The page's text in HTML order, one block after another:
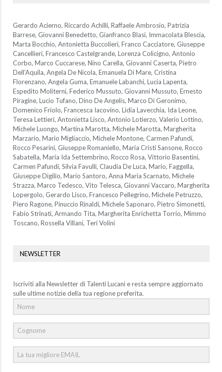
Gerardo Acierno, Riccardo Achilli, Raffaele Ambrosio, Patrizia
Barrese, Giovanni Benedetto, Gianfranco Blasi, Immacolata Blescia,
Marta Bocchio, Antonietta Buccolieri, Franco Cacciatore, Giuseppe
Cancellieri, Francesco Castelgrande, Lorenza Colicigno, Antonio
Corbo, Marco Cuccarese, Nino Carella, Giovanni Caserta, Pietro
Dell’Aquila, Angela De Nicola, Emanuela Di Mare, Cristina
Florenzano, Angela Guma, Emanuele Labanchi, Lucia Lapenta,
Espedito Moliterni, Federico Mussuto, Giovanni Mussuto, Ernesto
Piragine, Lucio Tufano, Dino De Angelis, Marco Di Geronimo,
Domenico Friolo, Francesca Iacovino, Lidia Lavecchia, Ida Leone,
Teresa Lettieri, Antonietta Lisco, Antonio Lotierzo, Valerio Lottino,
Michele Luongo, Martina Marotta, Michele Marotta, Margherita
Marzario, Mario Migliaccio, Michele Montone, Carmen Pafundi,
Rocco Pesarini, Giuseppe Romaniello, Maria Cristi Sansone, Rocco
Sabatella, Maria Ida Settembrino, Rocco Rosa, Vittorio Basentini,
Carmen Pafundi, Silvia Favulli, Claudia De Luca, Mario, Faggella,
Giuseppe Digilio, Mario Santoro, Anna Maria Scarnato, Michele
Strazza, Marco Tedesco, Vito Telesca, Giovanni Vaccaro, Margherita
Lopergolo, Gerardo Lisco, Francesco Pellegrino, Michele Petruzzo,
Piero Ragone, Pinuccio Rinaldi, Michele Saponaro, Pietro Simonetti,
Fabio Strinati, Armando Tita, Margherita Enrichetta Torrio, Mimmo
Toscano, Rossella Villani, Teri Volini
NEWSLETTER
Iscriviti alla Newsletter di Talenti Lucani e resta sempre aggiornato
sulle ultime notizie della tua regione preferita.